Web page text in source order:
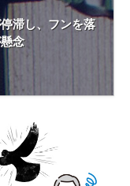
滞し、フンを落
念